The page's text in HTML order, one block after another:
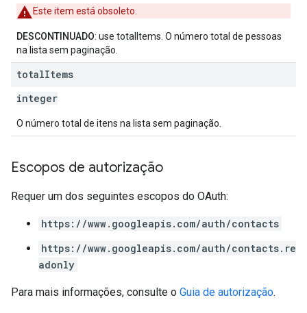
Este item está obsoleto.
DESCONTINUADO: use totalItems. O número total de pessoas
na lista sem paginação.
totalItems
integer
O número total de itens na lista sem paginação.
Escopos de autorização
Requer um dos seguintes escopos do OAuth:
https://www.googleapis.com/auth/contacts
https://www.googleapis.com/auth/contacts.re
adonly
Para mais informações, consulte o Guia de autorização.